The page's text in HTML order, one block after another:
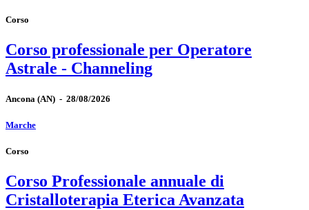
Corso
Corso professionale per Operatore
Astrale - Channeling
Ancona (AN) - 28/08/2026
Marche
Corso
Corso Professionale annuale di
Cristalloterapia Eterica Avanzata